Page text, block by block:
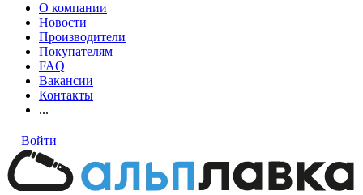
О компании
Новости
Производители
Покупателям
FAQ
Вакансии
Контакты
...
Войти